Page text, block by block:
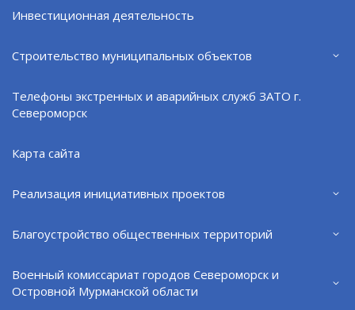
Инвестиционная деятельность
Строительство муниципальных объектов
Телефоны экстренных и аварийных служб ЗАТО г.
Североморск
Карта сайта
Реализация инициативных проектов
Благоустройство общественных территорий
Военный комиссариат городов Североморск и
Островной Мурманской области
Североморцы могут принять участие в
Регистрация 👉
➢блок «I триместр»:
➢ блок «II триместр»:
➢ блок «III триместр»:
Если не сможете прийти лично, смотрите
«СОПОК.СЕМЬЯ».